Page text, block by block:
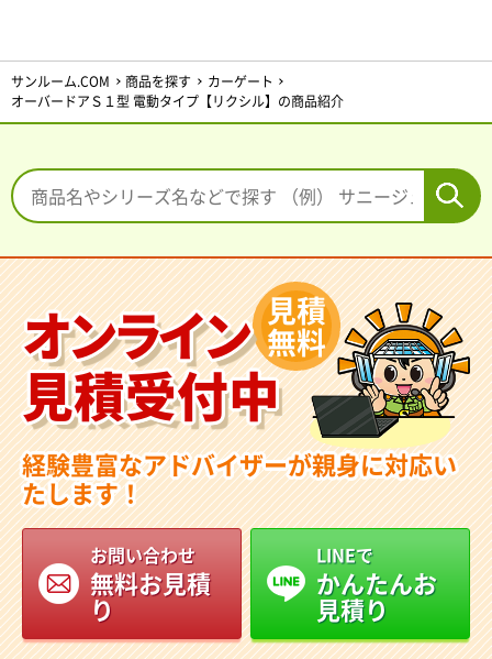
サンルーム.COM 商品を探す
カーゲート
オーバードアＳ１型 電動タイプ【リクシル】の商品紹介
オンライン
見積受付中
見積
無料
経験豊富なアドバイザーが親身に対応い
たします！
お問い合わせ
無料お見積
り
LINEで
かんたんお
見積り